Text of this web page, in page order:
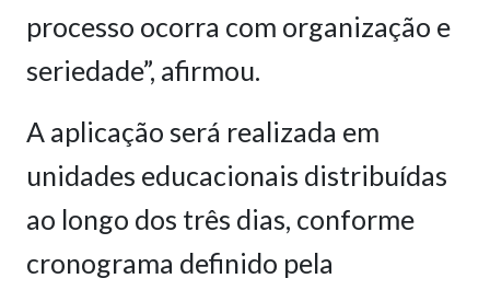
processo ocorra com organização e
seriedade”, afirmou.
A aplicação será realizada em
unidades educacionais distribuídas
ao longo dos três dias, conforme
cronograma definido pela